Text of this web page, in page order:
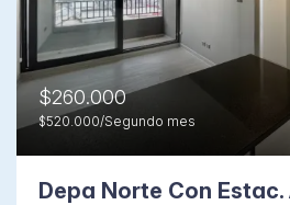
$260.000
$520.000/Segundo mes